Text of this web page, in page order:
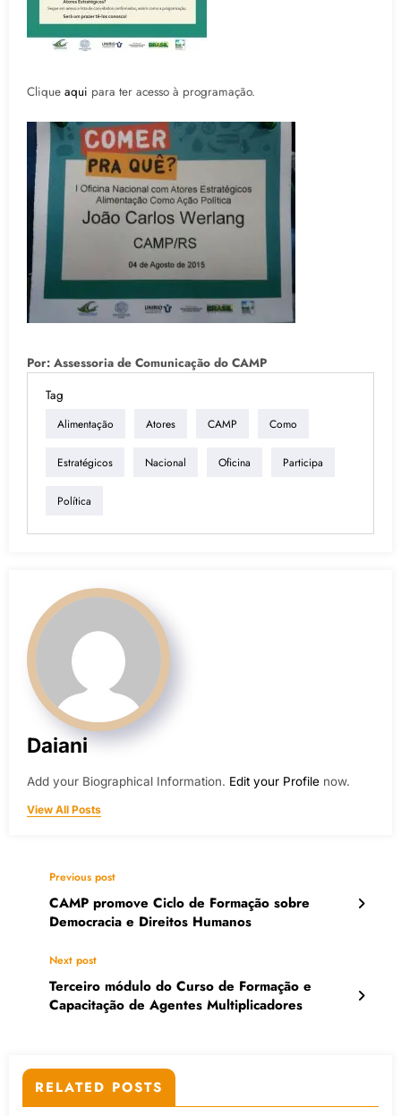
Clique aqui para ter acesso à programação.
Por: Assessoria de Comunicação do CAMP
Tag
Alimentação Atores CAMP Como
Estratégicos Nacional Oficina Participa
Política
Daiani
Add your Biographical Information. Edit your Profile now.
View All Posts
Previous post
CAMP promove Ciclo de Formação sobre
Democracia e Direitos Humanos
Next post
Terceiro módulo do Curso de Formação e
Capacitação de Agentes Multiplicadores
RELATED POSTS